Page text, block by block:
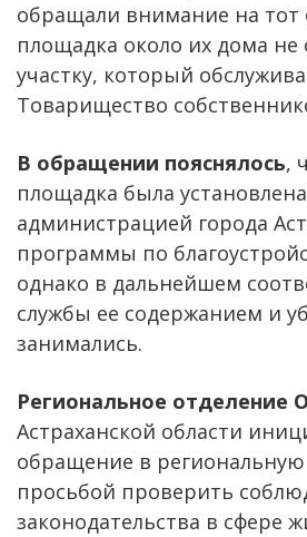
обращали внимание на тот
площадка около их дома не
участку, который
Товарищество
В обращении пояснялось,
площадка была установлена
администрацией города
программы по
однако в дальнейшем
службы ее содержанием и
занимались.
Региональное отделение
Астраханской области
обращение в региональную
просьбой проверить
законодательства в сфере